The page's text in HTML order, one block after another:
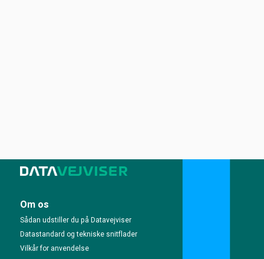
Om os
Sådan udstiller du på Datavejviser
Datastandard og tekniske snitflader
Vilkår for anvendelse